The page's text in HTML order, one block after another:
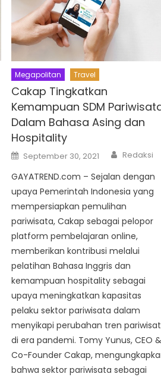
Megapolitan Travel
Cakap Tingkatkan
Kemampuan SDM
Dalam Bahasa Asing dan
Hospitality
Posted
on
September 30, 2021 Author
Redaksi
GAYATREND.com – Sejalan dengan
upaya Pemerintah Indonesia yang
mempersiapkan pemulihan
pariwisata, Cakap sebagai pelopor
platform pembelajaran online,
memberikan kontribusi melalui
pelatihan Bahasa Inggris dan
kemampuan hospitality sebagai
upaya meningkatkan kapasitas
pelaku sektor pariwisata dalam
menyikapi perubahan tren
di era pandemi. Tomy Yunus, CEO
Co-Founder Cakap,
bahwa sektor pariwisata sebagai